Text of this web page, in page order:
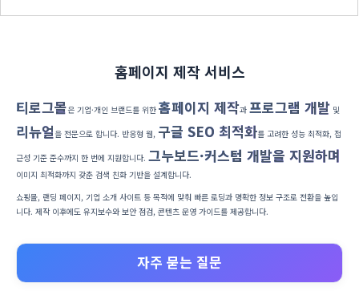
홈페이지 제작 서비스
티로그몰은 기업·개인 브랜드를 위한 홈페이지 제작과 프로그램 개발 및
리뉴얼 을 전문으로 합니다. 반응형 웹, 구글 SEO 최적화를 고려한 성능 최적화, 접
근성 기준 준수까지 한 번에 지원합니다. 그누보드·커스텀 개발을 지원하며
이미지 최적화까지 갖춘 검색 친화 기반을 설계합니다.
쇼핑몰, 랜딩 페이지, 기업 소개 사이트 등 목적에 맞춰 빠른 로딩과 명확한 정보 구조로 전환을 높입
니다. 제작 이후에도 유지보수와 보안 점검, 콘텐츠 운영 가이드를 제공합니다.
자주 묻는 질문